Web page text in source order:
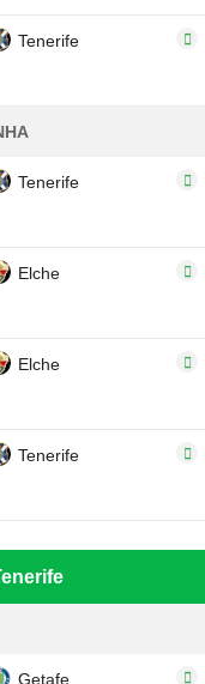
Tenerife
Tenerife
Elche
Elche
Tenerife
Getafe